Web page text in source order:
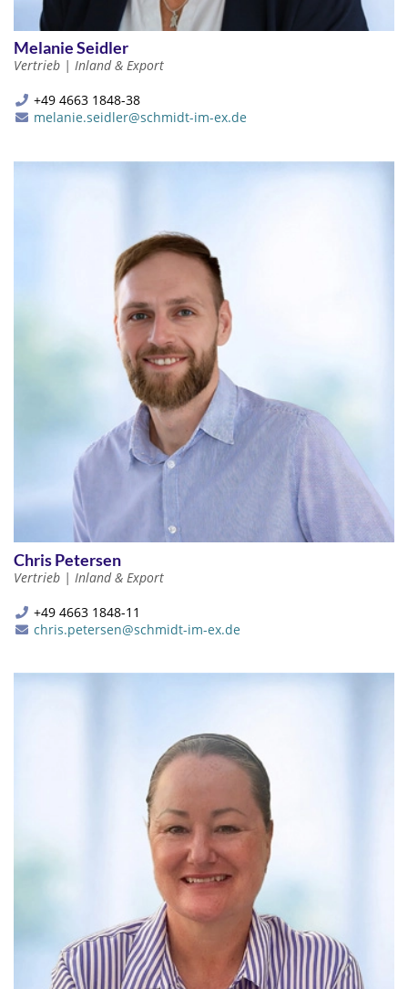
Melanie Seidler
Vertrieb | Inland & Export
+49 4663 1848-38
melanie.seidler@schmidt-im-ex.de
Chris Petersen
Vertrieb | Inland & Export
+49 4663 1848-11
chris.petersen@schmidt-im-ex.de